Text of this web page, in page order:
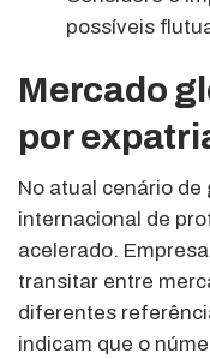
possíveis
Mercado
por
No atual cenário
internacional de
acelerado.
transitar entre
diferentes
indicam que o